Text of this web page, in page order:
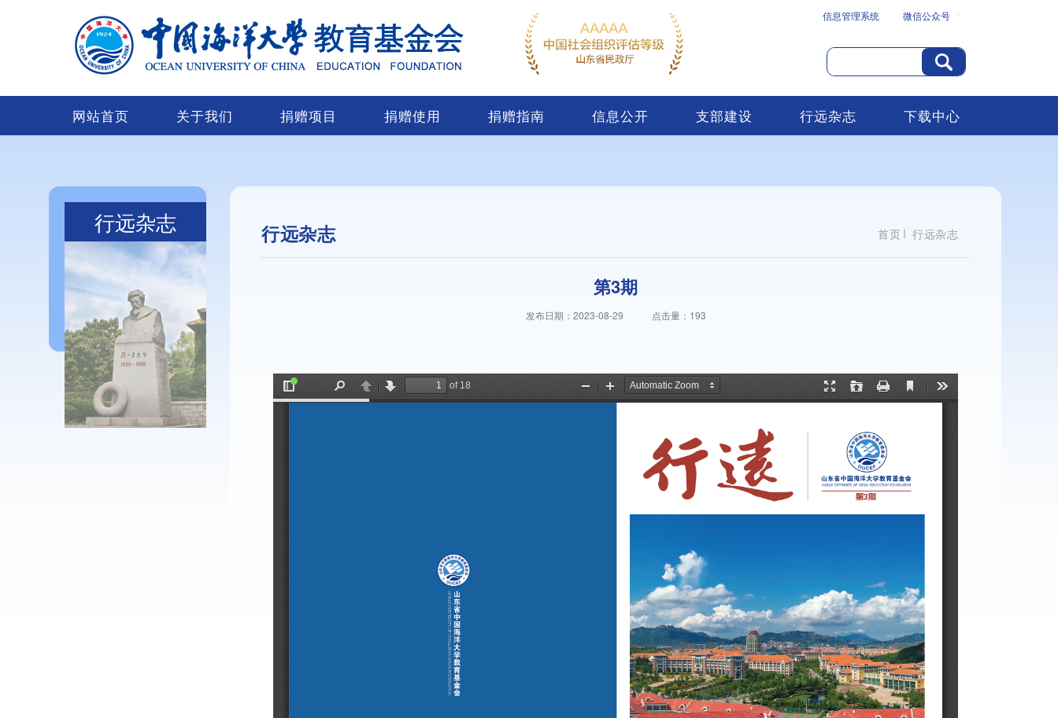
微信公众号
信息管理系统
网站首页 关于我们 捐赠项目 捐赠使用 捐赠指南 信息公开 支部建设 行远杂志 下载中心
行远杂志 首页 行远杂志
行远杂志
第3期
发布日期：2023-08-29 点击量： 193